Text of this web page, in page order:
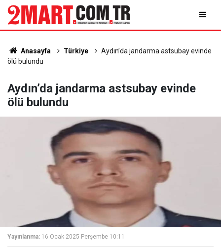
Anasayfa Türkiye
Aydın’da jandarma astsubay evinde
ölü bulundu
Aydın’da jandarma astsubay evinde
ölü bulundu
Yayınlanma: 16 Ocak 2025 Perşembe 10:11